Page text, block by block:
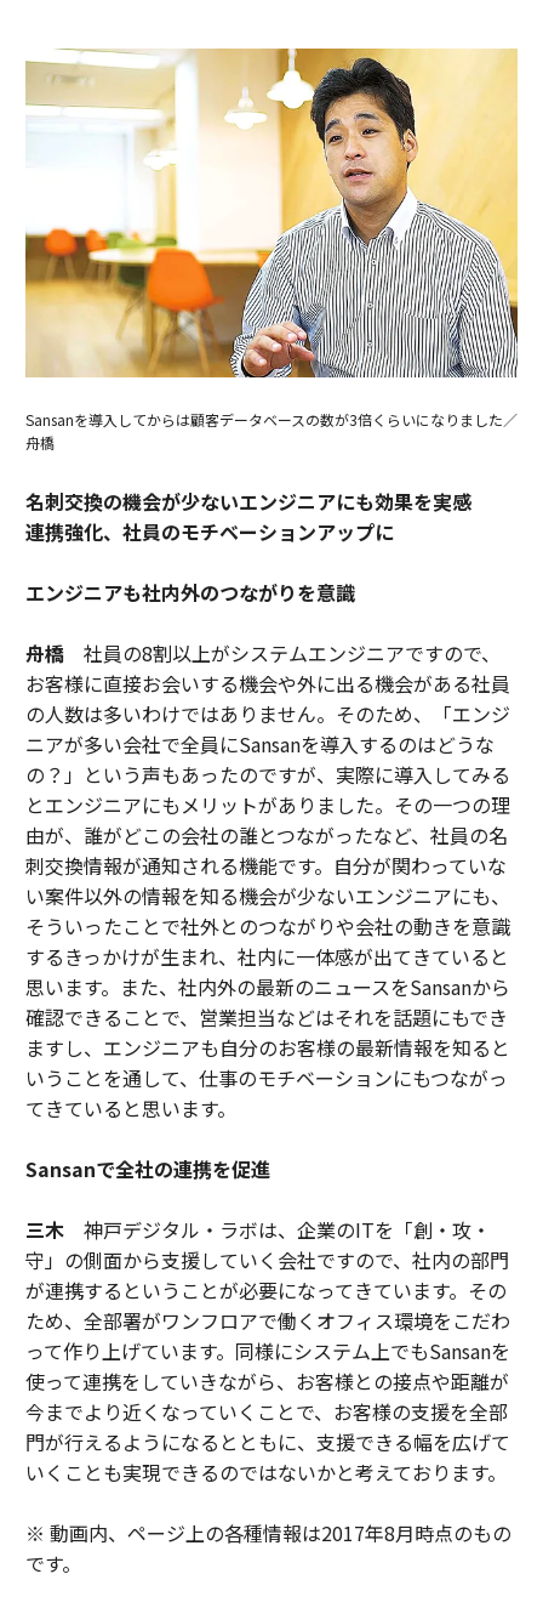
Sansanを導入してからは顧客データベースの数が3倍くらいになりました／
舟橋
名刺交換の機会が少ないエンジニアにも効果を実感
連携強化、社員のモチベーションアップに
エンジニアも社内外のつながりを意識
舟橋社員の8割以上がシステムエンジニアですので、
お客様に直接お会いする機会や外に出る機会がある社員
の人数は多いわけではありません。そのため、「エンジ
ニアが多い会社で全員にSansanを導入するのはどうな
の？」という声もあったのですが、実際に導入してみる
とエンジニアにもメリットがありました。その一つの理
由が、誰がどこの会社の誰とつながったなど、社員の名
刺交換情報が通知される機能です。自分が関わっていな
い案件以外の情報を知る機会が少ないエンジニアにも、
そういったことで社外とのつながりや会社の動きを意識
するきっかけが生まれ、社内に一体感が出てきていると
思います。また、社内外の最新のニュースをSansanから
確認できることで、営業担当などはそれを話題にもでき
ますし、エンジニアも自分のお客様の最新情報を知ると
いうことを通して、仕事のモチベーションにもつながっ
てきていると思います。
Sansanで全社の連携を促進
三木神戸デジタル・ラボは、企業のITを「創・攻・
守」の側面から支援していく会社ですので、社内の部門
が連携するということが必要になってきています。その
ため、全部署がワンフロアで働くオフィス環境をこだわ
って作り上げています。同様にシステム上でもSansanを
使って連携をしていきながら、お客様との接点や距離が
今までより近くなっていくことで、お客様の支援を全部
門が行えるようになるとともに、支援できる幅を広げて
いくことも実現できるのではないかと考えております。
※ 動画内、ページ上の各種情報は2017年8月時点のもの
です。